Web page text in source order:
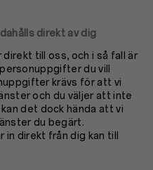
direkt av dig
till oss, och i så fall är
du vill
krävs för att vi
och du väljer att inte
det dock hända att vi
du begärt.
direkt från dig kan till